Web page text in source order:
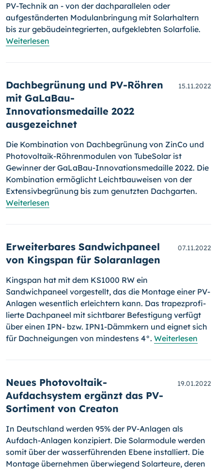
PV-Technik an - von der dach­pa­ral­le­len oder
aufgeständerten Modulanbringung mit Solarhaltern
bis zur gebäudeintegrierten, aufgeklebten Solarfolie.
Weiterlesen
Dachbegrünung und PV-Röhren
mit GaLaBau-
Innovationsmedaille 2022
ausgezeichnet
15.11.2022
Die Kombination von Dachbegrünung von ZinCo und
Photovoltaik-Röh­ren­mo­du­len von TubeSolar ist
Gewinner der GaLaBau-Inno­va­tions­me­dail­le 2022. Die
Kombination ermöglicht Leichtbauweisen von der
Exten­siv­be­grü­nung bis zum genutzten Dachgarten.
Weiterlesen
Erweiterbares Sandwichpaneel
von Kingspan für Solaranlagen
07.11.2022
Kingspan hat mit dem KS1000 RW ein
Sandwichpaneel vorgestellt, das die Montage einer PV-
Anlagen wesentlich erleichtern kann. Das trapez­pro­fi­
lierte Dachpaneel mit sichtbarer Befestigung verfügt
über einen IPN- bzw. IPN1-Dämmkern und eignet sich
für Dachneigungen von min­des­tens 4°. Weiterlesen
Neues Photovoltaik-
Aufdachsystem ergänzt das PV-
Sortiment von Creaton
19.01.2022
In Deutschland werden 95% der PV-Anlagen als
Aufdach-An­la­gen kon­zi­piert. Die Solarmodule werden
somit über der wasserführenden Ebene installiert. Die
Montage übernehmen überwiegend Solarteure, deren